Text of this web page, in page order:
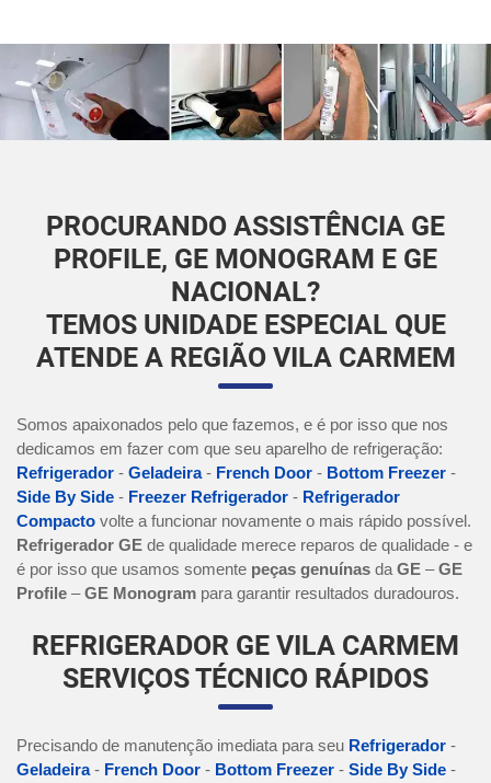
PROCURANDO ASSISTÊNCIA GE
PROFILE, GE MONOGRAM E GE
NACIONAL?
TEMOS UNIDADE ESPECIAL QUE
ATENDE A REGIÃO VILA CARMEM
Somos apaixonados pelo que fazemos, e é por isso que nos
dedicamos em fazer com que seu aparelho de refrigeração:
Refrigerador - Geladeira- French Door - Bottom Freezer -
Side By Side - Freezer Refrigerador - Refrigerador
Compacto volte a funcionar novamente o mais rápido possível.
Refrigerador GE de qualidade merece reparos de qualidade - e
é por isso que usamos somente peças genuínas da GE –GE
Profile –GE Monogram para garantir resultados duradouros.
REFRIGERADOR GE VILA CARMEM
SERVIÇOS TÉCNICO RÁPIDOS
Precisando de manutenção imediata para seu Refrigerador -
Geladeira- French Door - Bottom Freezer - Side By Side -